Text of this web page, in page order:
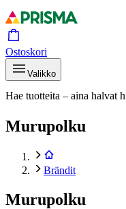
Ostoskori
Valikko
Hae tuotteita – aina halvat
Murupolku
Brändit
Murupolku